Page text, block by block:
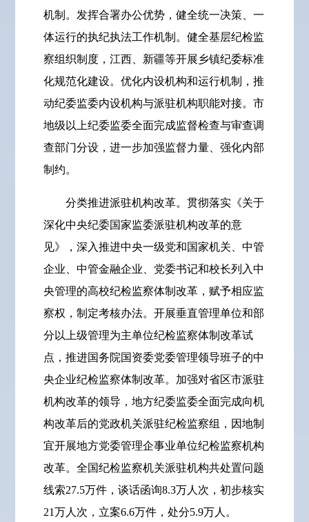
机制。发挥合署办公优势，健全统一决策、一
体运行的执纪执法工作机制。健全基层纪检监
察组织制度，江西、新疆等开展乡镇纪委标准
化规范化建设。优化内设机构和运行机制，推
动纪委监委内设机构与派驻机构职能对接。市
地级以上纪委监委全面完成监督检查与审查调
查部门分设，进一步加强监督力量、强化内部
制约。
分类推进派驻机构改革。贯彻落实《关于
深化中央纪委国家监委派驻机构改革的意
见》，深入推进中央一级党和国家机关、中管
企业、中管金融企业、党委书记和校长列入中
央管理的高校纪检监察体制改革，赋予相应监
察权，制定考核办法。开展垂直管理单位和部
分以上级管理为主单位纪检监察体制改革试
点，推进国务院国资委党委管理领导班子的中
央企业纪检监察体制改革。加强对省区市派驻
机构改革的领导，地方纪委监委全面完成向机
构改革后的党政机关派驻纪检监察组，因地制
宜开展地方党委管理企事业单位纪检监察机构
改革。全国纪检监察机关派驻机构共处置问题
线索27.5万件，谈话函询8.3万人次，初步核实
21万人次，立案6.6万件，处分5.9万人。